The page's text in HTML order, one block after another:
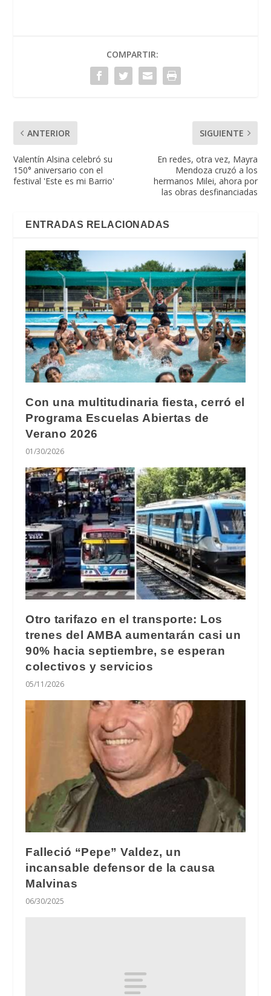
COMPARTIR:
ANTERIOR
Valentín Alsina celebró su
150° aniversario con el
festival 'Este es mi Barrio'
SIGUIENTE
En redes, otra vez, Mayra
Mendoza cruzó a los
hermanos Milei, ahora por
las obras desfinanciadas
ENTRADAS RELACIONADAS
Con una multitudinaria fiesta, cerró el
Programa Escuelas Abiertas de
Verano 2026
01/30/2026
Otro tarifazo en el transporte: Los
trenes del AMBA aumentarán casi un
90% hacia septiembre, se esperan
colectivos y servicios
05/11/2026
Falleció “Pepe” Valdez, un
incansable defensor de la causa
Malvinas
06/30/2025